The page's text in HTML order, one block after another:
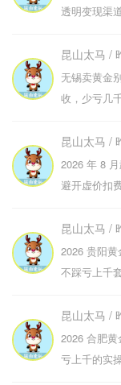
透明变现渠
昆山太马 /
无锡卖黄金
收，少亏几
昆山太马 /
2026 年 8
避开虚价扣
昆山太马 /
2026 贵阳
不踩亏上千
昆山太马 /
2026 合肥
亏上千的实